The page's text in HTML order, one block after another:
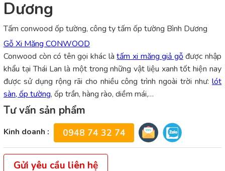
Dương
Tấm conwood ốp tường, công ty tấm ốp tường Bình Dương
Gỗ Xi Măng CONWOOD
Conwood còn có tên gọi khác làtấm xi măng giả gỗđược nhập
khẩu tại Thái Lan là một trong những vật liệu xanh tốt hiện nay
được sử dụng rộng rãi cho nhiều công trình ngoài trời như: lót
sàn, ốp tường, ốp trần, hàng rào, diềm mái,…
Tư vấn sản phẩm
Kinh doanh : 0948 74 32 74
Gửi yêu cầu liên hệ